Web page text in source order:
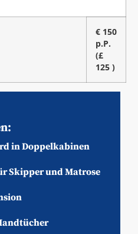
€ 150
p.P.
(£
125 )
in Doppelkabinen
Skipper und Matrose